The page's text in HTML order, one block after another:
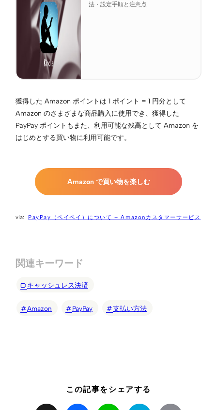
法・設定手順と注意点
獲得した Amazon ポイントは 1 ポイント = 1 円分として
Amazon のさまざまな商品購入に使用でき、獲得した
PayPay ポイントもまた、利用可能な残高として Amazon を
はじめとする買い物に利用可能です。
Amazon で買い物を楽しむ
PayPay（ペイペイ）について – Amazonカスタマーサービス
関連キーワード
キャッシュレス決済
Amazon PayPay 支払い方法
この記事をシェアする